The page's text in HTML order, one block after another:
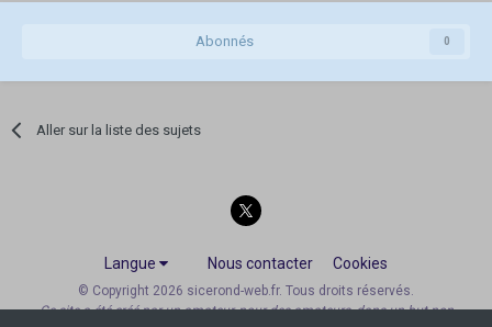
Abonnés 0
Aller sur la liste des sujets
Langue Nous contacter Cookies
© Copyright 2026 sicerond-web.fr. Tous droits réservés.
Ce site a été créé par un amateur, pour des amateurs, dans un but non